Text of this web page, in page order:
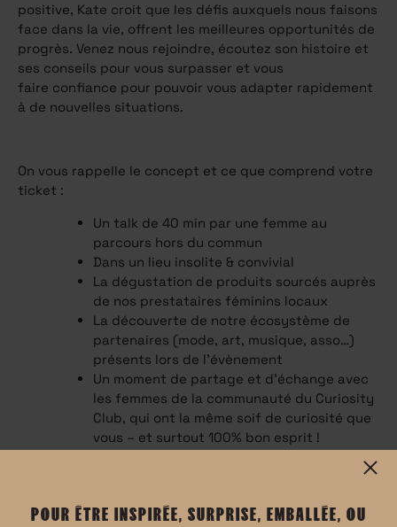
positive, Kate croit que les défis auxquels nous faisons
face dans la vie, offrent les meilleures opportunités de
progrès. Venez nous rejoindre, écoutez son histoire et
ses conseils pour vous surpasser et vous
faire confiance pour pouvoir vous adapter rapidement
à de nouvelles situations.
On vous rappelle le concept et ce que comprend votre
ticket :
Un talk de 40 min par une femme au
parcours hors du commun
Dans un lieu insolite & convivial
La dégustation de produits sourcés auprès
de nos prestataires féminins locaux
La découverte de notre écosystème de
partenaires (mode, art, musique, asso…)
présents lors de l’évènement
Un moment de partage et d’échange avec
les femmes de la communauté du Curiosity
Club, qui ont la même soif de curiosité que
vous – et surtout 100% bon esprit !
POUR ÊTRE INSPIRÉE, SURPRISE, EMBALLÉE, OU